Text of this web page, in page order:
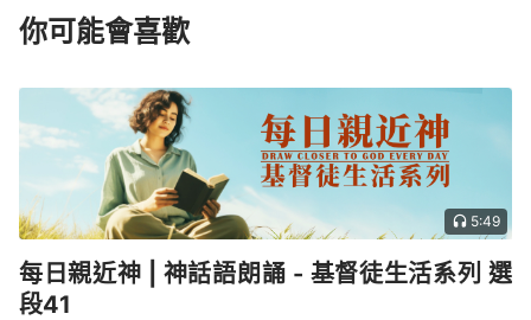
你可能會喜歡
5:49
每日親近神 | 神話語朗誦 - 基督徒生活系列 選
段41